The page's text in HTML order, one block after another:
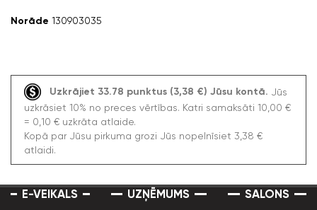
Norāde 130903035
Uzkrājiet 33.78 punktus (3,38 €) Jūsu kontā. Jūs
uzkrāsiet 10% no preces vērtības. Katri samaksāti 10,00 €
= 0,10 € uzkrāta atlaide.
Kopā par Jūsu pirkuma grozi Jūs nopelnīsiet 3,38 €
atlaidi.
E-VEIKALS UZŅĒMUMS SALONS